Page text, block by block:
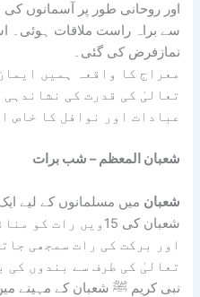
اور روحانی طور پر آسمانوں کی
سے براہ راست ملاقات ہوئی۔
نمازفرض کی گئی۔
تعالیٰ کی قدرت کی
عبادات اور نوافل کا خاص
شعبان المعظم – شب برات
شعبان میں مسلمانوں کے لیے
شعبان کی 15ویں
اور برکت کی رات سمجھی
تعالیٰ کی طرف سے بندوں کی